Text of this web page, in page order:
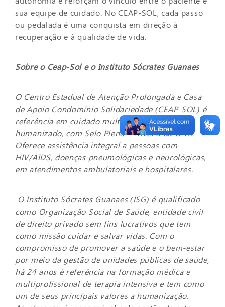
sua equipe de cuidado. No CEAP-SOL, cada passo
ou pedalada é uma conquista em direção à
recuperação e à qualidade de vida.
Sobre o Ceap-Sol e o Instituto Sócrates Guanaes
O Centro Estadual de Atenção Prolongada e Casa
de Apoio Condomínio Solidariedade (CEAP-SOL) é
referência em cuidado multiprofissional e
humanizado, com Selo Pleno – Nível II da ONA.
Oferece assistência integral a pessoas com
HIV/AIDS, doenças pneumológicas e neurológicas,
em atendimentos ambulatoriais e hospitalares.
O Instituto Sócrates Guanaes (ISG) é qualificado
como Organização Social de Saúde, entidade civil
de direito privado sem fins lucrativos que tem
como missão cuidar e salvar vidas. Com o
compromisso de promover a saúde e o bem-estar
por meio da gestão de unidades públicas de saúde,
há 24 anos é referência na formação médica e
multiprofissional de terapia intensiva e tem como
um de seus principais valores a humanização.